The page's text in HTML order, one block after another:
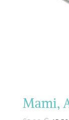
Mami,